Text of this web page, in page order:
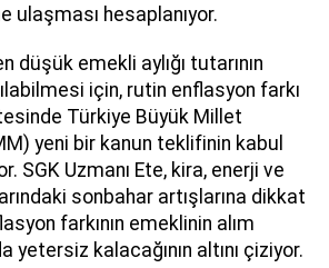
ulaşması hesaplanıyor.
düşük emekli aylığı tutarının
için, rutin enflasyon farkı
Türkiye Büyük Millet
yeni bir kanun teklifinin kabul
SGK Uzmanı Ete, kira, enerji ve
sonbahar artışlarına dikkat
farkının emeklinin alım
yetersiz kalacağının altını çiziyor.